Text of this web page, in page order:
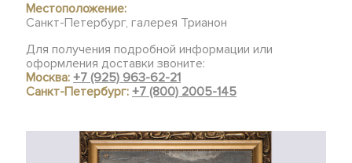
Местоположение:
Санкт-Петербург, галерея Трианон
Для получения подробной информации или
оформления доставки звоните:
Москва:+7 (925) 963-62-21
Санкт-Петербург:+7 (800) 2005-145